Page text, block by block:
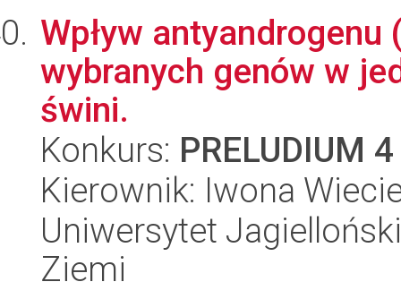
Wpływ
wybranych genów w
świni.
Konkurs: PRELUDIUM 4
Kierownik: Iwona
Uniwersytet
Ziemi